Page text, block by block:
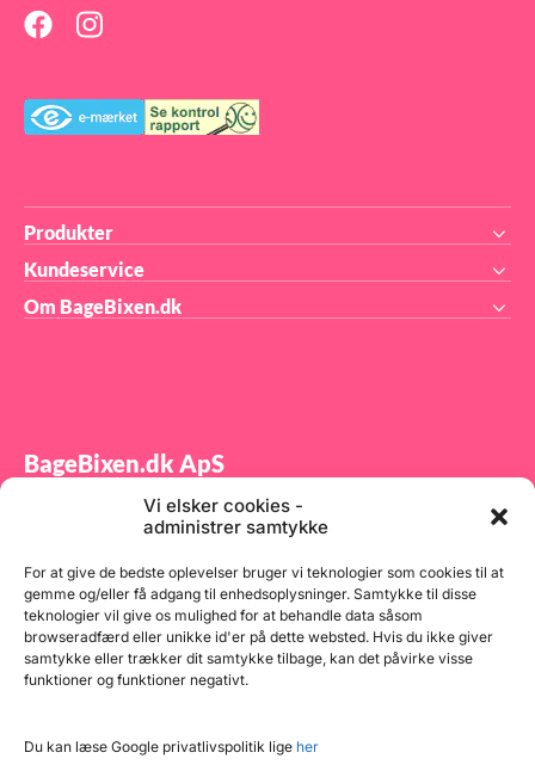
Vi elsker cookies -
administrer samtykke
For at give de bedste oplevelser bruger vi teknologier som cookies til at
gemme og/eller få adgang til enhedsoplysninger. Samtykke til disse
teknologier vil give os mulighed for at behandle data såsom
browseradfærd eller unikke id'er på dette websted. Hvis du ikke giver
samtykke eller trækker dit samtykke tilbage, kan det påvirke visse
funktioner og funktioner negativt.
Du kan læse Google privatlivspolitik lige her
Produkter
Kundeservice
Om BageBixen.dk
BageBixen.dk ApS
Tilmeld dig vores nyhedsbrev og modtag gode tilbud
samt spændende produktnyheder direkte i din
indbakke.